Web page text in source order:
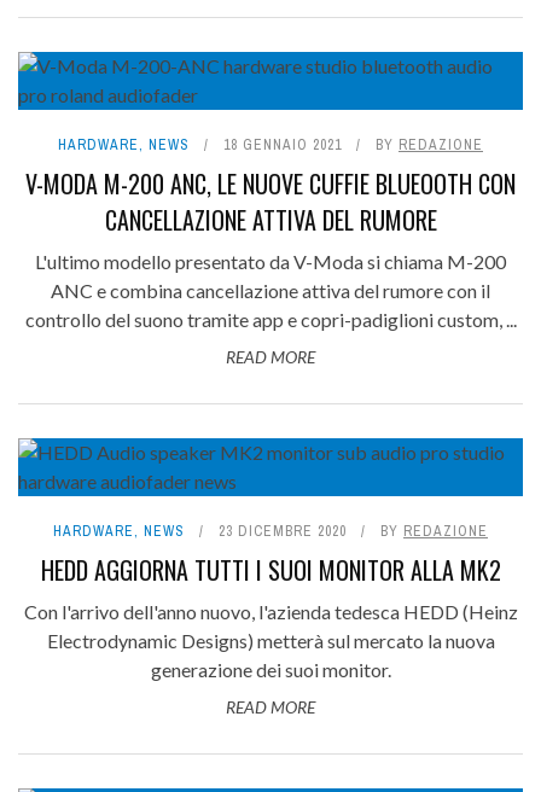
HARDWARE, NEWS 18 GENNAIO 2021 BY REDAZIONE
V-MODA M-200 ANC, LE NUOVE CUFFIE BLUEOOTH CON
CANCELLAZIONE ATTIVA DEL RUMORE
L'ultimo modello presentato da V-Moda si chiama M-200
ANC e combina cancellazione attiva del rumore con il
controllo del suono tramite app e copri-padiglioni custom, ...
READ MORE
HARDWARE, NEWS 23 DICEMBRE 2020 BY REDAZIONE
HEDD AGGIORNA TUTTI I SUOI MONITOR ALLA MK2
Con l'arrivo dell'anno nuovo, l'azienda tedesca HEDD (Heinz
Electrodynamic Designs) metterà sul mercato la nuova
generazione dei suoi monitor.
READ MORE